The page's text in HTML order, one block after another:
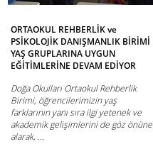
ORTAOKUL REHBERLİK ve
PSİKOLOJİK DANIŞMANLIK BİRİMİ
YAŞ GRUPLARINA UYGUN
EĞİTİMLERİNE DEVAM EDİYOR
Doğa Okulları Ortaokul Rehberlik
Birimi, öğrencilerimizin yaş
farklarının yanı sıra ilgi yetenek ve
akademik gelişimlerini de göz önüne
alarak, ...